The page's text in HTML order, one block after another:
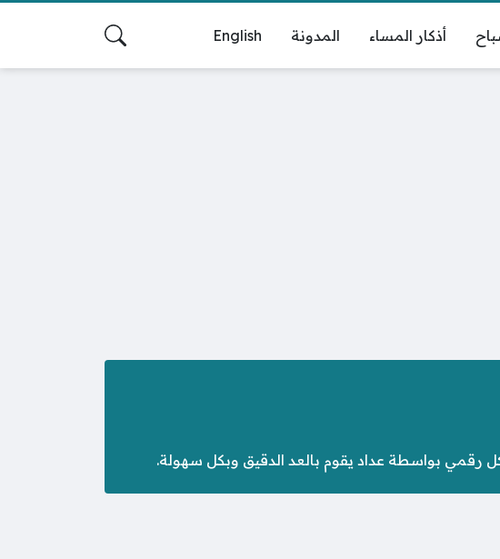
أذكار المساء المدونة English
رقمي بواسطة عداد يقوم بالعد الدقيق وبكل سهولة.